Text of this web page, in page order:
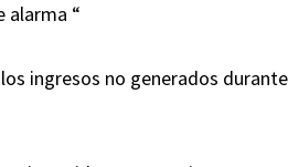
alarma “
ingresos no generados